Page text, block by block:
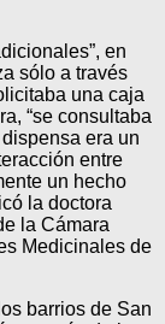
en
sólo a través
una caja
“se consultaba
era un
entre
un hecho
la doctora
la Cámara
Medicinales de
barrios de San